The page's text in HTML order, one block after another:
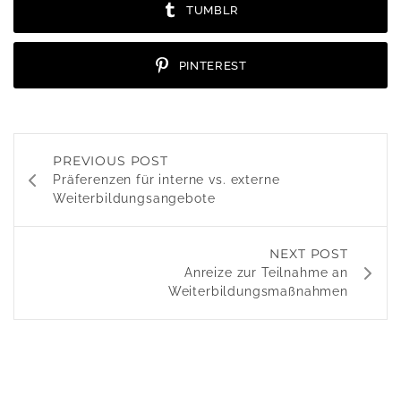
TUMBLR
PINTEREST
PREVIOUS POST
Präferenzen für interne vs. externe
Weiterbildungsangebote
NEXT POST
Anreize zur Teilnahme an
Weiterbildungsmaßnahmen